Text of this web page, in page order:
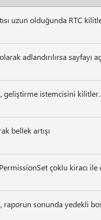
uzun olduğunda RTC
adlandırılırsa sayfayı
geliştirme istemcisini kilitler.
bellek artışı
çoklu kiracı ile
raporun sonunda yedekli